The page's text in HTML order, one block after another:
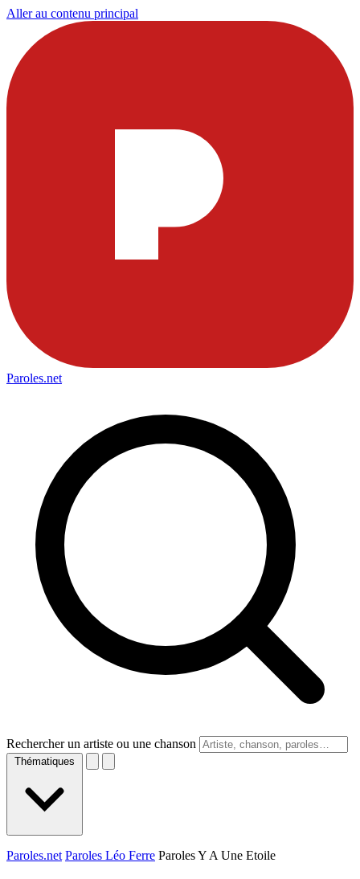
Aller au contenu principal
Paroles.net
Rechercher un artiste ou une chanson
Thématiques
Paroles.net Paroles Léo Ferre Paroles Y A Une Etoile